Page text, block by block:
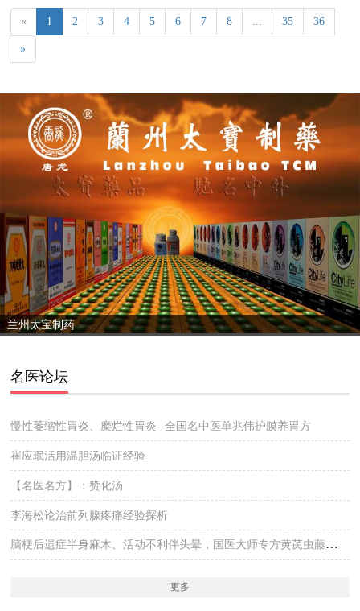
« 1 2 3 4 5 6 7 8 ... 35 36
»
兰州太宝制药
名医论坛
慢性萎缩性胃炎、糜烂性胃炎--全国名中医单兆伟护膜养胃方
崔应珉活用温胆汤临证经验
【名医名方】：赞化汤
李海松论治前列腺疼痛经验探析
脑梗后遗症半身麻木、活动不利伴头晕，国医大师专方黄芪虫藤饮的实战医案
更多